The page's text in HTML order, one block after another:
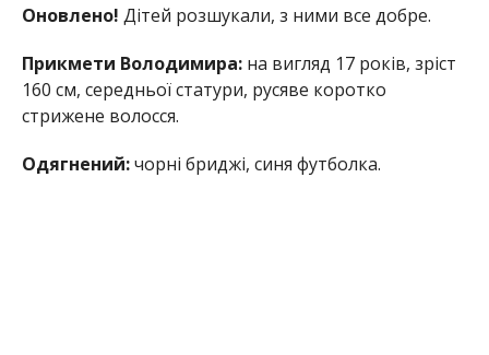
Оновлено! Дітей розшукали, з ними все добре.
Прикмети Володимира: на вигляд 17 років, зріст
160 см, середньої статури, русяве коротко
стрижене волосся.
Одягнений:чорні бриджі, синя футболка.